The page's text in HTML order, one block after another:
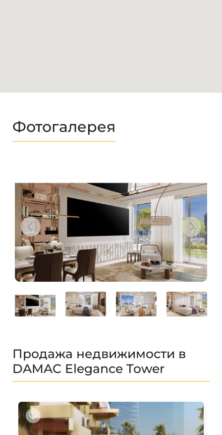
Фотогалерея
Продажа недвижимости в
DAMAC Elegance Tower